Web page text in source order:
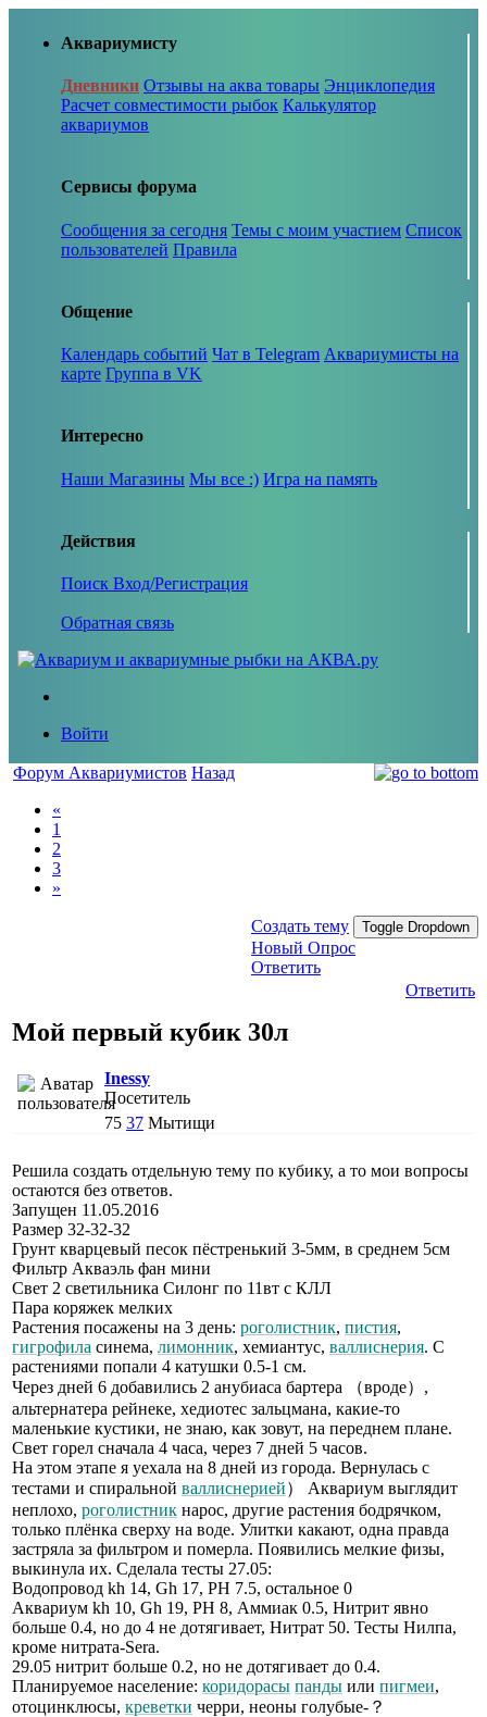
Аквариумисту
Дневники Отзывы на аква товары Энциклопедия
Расчет совместимости рыбок Калькулятор
аквариумов
Сервисы форума
Сообщения за сегодня Темы с моим участием Список
пользователей Правила
Общение
Календарь событий Чат в Telegram Аквариумисты на
карте Группа в VK
Интересно
Наши Магазины Мы все :) Игра на память
Действия
Поиск Вход/Регистрация
Обратная связь
Войти
Форум Аквариумистов Назад
«
1
2
3
»
Создать тему Toggle Dropdown
Новый Опрос
Ответить
Ответить
Мой первый кубик 30л
Inessy
Посетитель
75 37 Мытищи
Решила создать отдельную тему по кубику, а то мои вопросы
остаются без ответов.
Запущен 11.05.2016
Размер 32-32-32
Грунт кварцевый песок пёстренький 3-5мм, в среднем 5см
Фильтр Акваэль фан мини
Свет 2 светильника Силонг по 11вт с КЛЛ
Пара коряжек мелких
Растения посажены на 3 день: роголистник, пистия,
гигрофила синема, лимонник, хемиантус, валлиснерия. С
растениями попали 4 катушки 0.5-1 см.
Через дней 6 добавились 2 анубиаса бартера （вроде）,
альтернатера рейнеке, хедиотес зальцмана, какие-то
маленькие кустики, не знаю, как зовут, на переднем плане.
Свет горел сначала 4 часа, через 7 дней 5 часов.
На этом этапе я уехала на 8 дней из города. Вернулась с
тестами и спиральной валлиснерией） Аквариум выглядит
неплохо, роголистник нарос, другие растения бодрячком,
только плёнка сверху на воде. Улитки какают, одна правда
застряла за фильтром и померла. Появились мелкие физы,
выкинула их. Сделала тесты 27.05:
Водопровод kh 14, Gh 17, PH 7.5, остальное 0
Аквариум kh 10, Gh 19, PH 8, Аммиак 0.5, Нитрит явно
больше 0.4, но до 4 не дотягивает, Нитрат 50. Тесты Нилпа,
кроме нитрата-Sera.
29.05 нитрит больше 0.2, но не дотягивает до 0.4.
Планируемое население: коридорасы панды или пигмеи,
отоцинклюсы, креветки черри, неоны голубые-？